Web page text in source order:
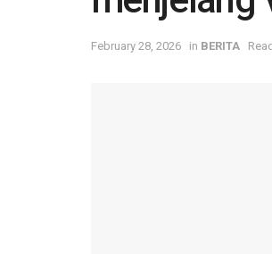
February 28, 2026 in BERITA